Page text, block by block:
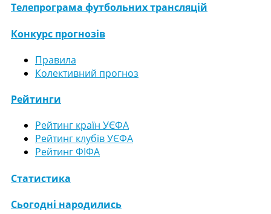
Телепрограма футбольних трансляцій
Конкурс прогнозів
Правила
Колективний прогноз
Рейтинги
Рейтинг країн УЄФА
Рейтинг клубів УЄФА
Рейтинг ФІФА
Статистика
Сьогодні народились